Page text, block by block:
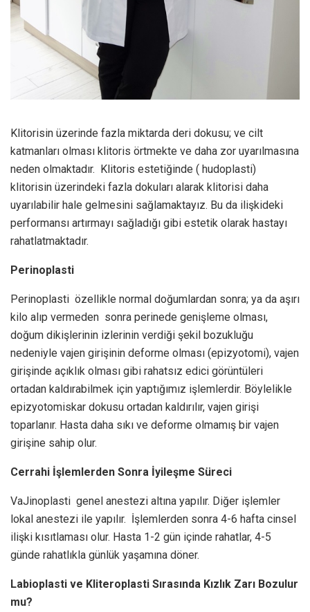
Klitorisin üzerinde fazla miktarda deri dokusu; ve cilt
katmanları olması klitoris örtmekte ve daha zor uyarılmasına
neden olmaktadır. Klitoris estetiğinde ( hudoplasti)
klitorisin üzerindeki fazla dokuları alarak klitorisi daha
uyarılabilir hale gelmesini sağlamaktayız. Bu da ilişkideki
performansı artırmayı sağladığı gibi estetik olarak hastayı
rahatlatmaktadır.
Perinoplasti
Perinoplasti özellikle normal doğumlardan sonra; ya da aşırı
kilo alıp vermeden sonra perinede genişleme olması,
doğum dikişlerinin izlerinin verdiği şekil bozukluğu
nedeniyle vajen girişinin deforme olması (epizyotomi), vajen
girişinde açıklık olması gibi rahatsız edici görüntüleri
ortadan kaldırabilmek için yaptığımız işlemlerdir. Böylelikle
epizyotomiskar dokusu ortadan kaldırılır, vajen girişi
toparlanır. Hasta daha sıkı ve deforme olmamış bir vajen
girişine sahip olur.
Cerrahi İşlemlerden Sonra İyileşme Süreci
VaJinoplasti genel anestezi altına yapılır. Diğer işlemler
lokal anestezi ile yapılır. İşlemlerden sonra 4-6 hafta cinsel
ilişki kısıtlaması olur. Hasta 1-2 gün içinde rahatlar, 4-5
günde rahatlıkla günlük yaşamına döner.
Labioplasti ve Kliteroplasti Sırasında Kızlık Zarı Bozulur
mu?